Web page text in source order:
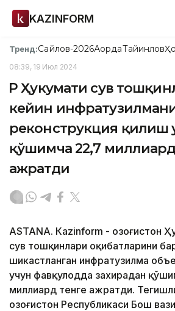
KAZINFORM
Тренд:Сайлов-2026АқордаТайинлов
08:39, 19 Июл 2024
ҚР Ҳукумати сув
кейин
реконструкция қилиш
қўшимча 22,7
ажратди
ASTANА. Кazinform - Қозоғистон
сув тошқинлари оқибатларини
шикастланган инфратузилма
учун фавқулодда захирадан
миллиард тенге ажратди.
Қозоғистон Республикаси Бош